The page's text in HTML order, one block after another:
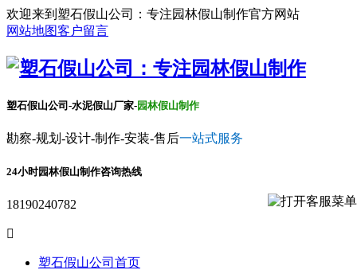
欢迎来到塑石假山公司：专注园林假山制作官方网站
网站地图客户留言
塑石假山公司-水泥假山厂家-园林假山制作
勘察-规划-设计-制作-安装-售后一站式服务
24小时园林假山制作咨询热线
18190240782

塑石假山公司首页